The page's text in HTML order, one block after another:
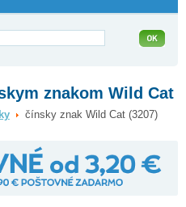
znakom Wild Cat
čínsky znak Wild Cat (3207)